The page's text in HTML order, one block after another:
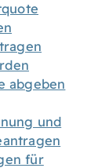
abgeben
und
für